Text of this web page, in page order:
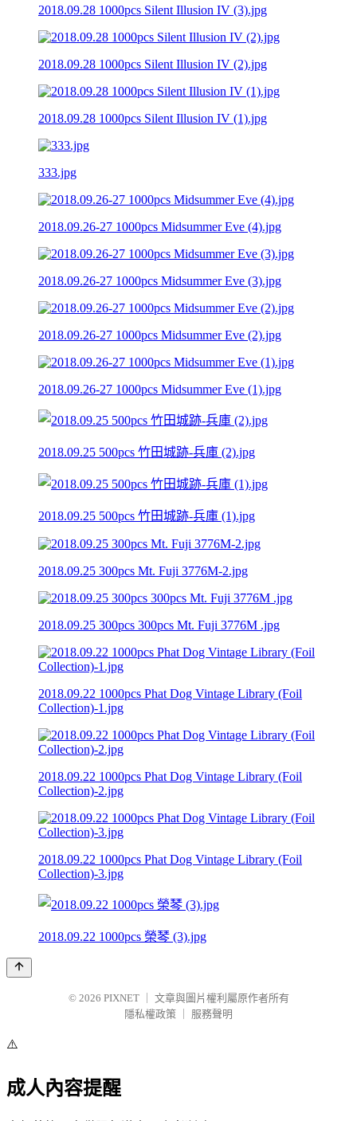
2018.09.28 1000pcs Silent Illusion IV (3).jpg
2018.09.28 1000pcs Silent Illusion IV (2).jpg
2018.09.28 1000pcs Silent Illusion IV (1).jpg
333.jpg
2018.09.26-27 1000pcs Midsummer Eve (4).jpg
2018.09.26-27 1000pcs Midsummer Eve (3).jpg
2018.09.26-27 1000pcs Midsummer Eve (2).jpg
2018.09.26-27 1000pcs Midsummer Eve (1).jpg
2018.09.25 500pcs 竹田城跡-兵庫 (2).jpg
2018.09.25 500pcs 竹田城跡-兵庫 (1).jpg
2018.09.25 300pcs Mt. Fuji 3776M-2.jpg
2018.09.25 300pcs 300pcs Mt. Fuji 3776M .jpg
2018.09.22 1000pcs Phat Dog Vintage Library (Foil
Collection)-1.jpg
2018.09.22 1000pcs Phat Dog Vintage Library (Foil
Collection)-2.jpg
2018.09.22 1000pcs Phat Dog Vintage Library (Foil
Collection)-3.jpg
2018.09.22 1000pcs 榮琴 (3).jpg
© 2026 PIXNET
文章與圖片權利屬原作者所有
隱私權政策
服務聲明
⚠️
成人內容提醒